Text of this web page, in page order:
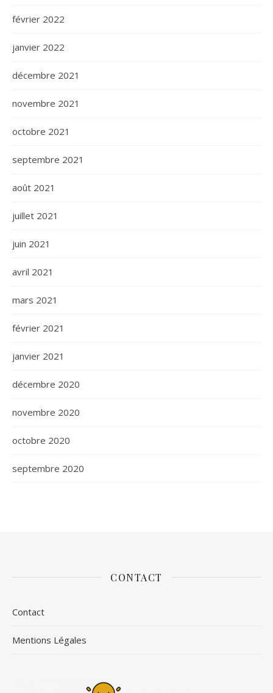
février 2022
janvier 2022
décembre 2021
novembre 2021
octobre 2021
septembre 2021
août 2021
juillet 2021
juin 2021
avril 2021
mars 2021
février 2021
janvier 2021
décembre 2020
novembre 2020
octobre 2020
septembre 2020
CONTACT
Contact
Mentions Légales